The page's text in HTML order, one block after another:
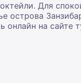
Для
острова
на сайте